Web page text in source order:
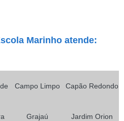
Marinho atende:
Campo Limpo Capão Redondo
Grajaú Jardim Orion